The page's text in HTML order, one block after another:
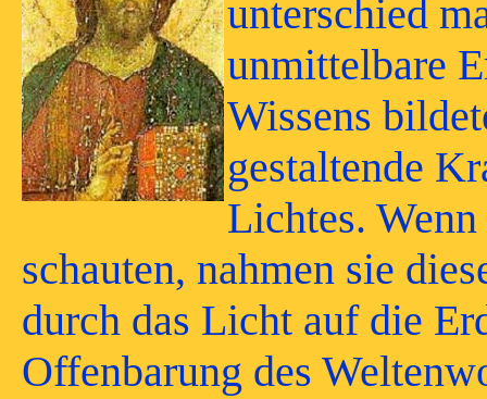
unterschied
unmittelbare
Wissens
gestaltende
Lichtes.
schauten, nahmen sie
durch das Licht auf die
Offenbarung des